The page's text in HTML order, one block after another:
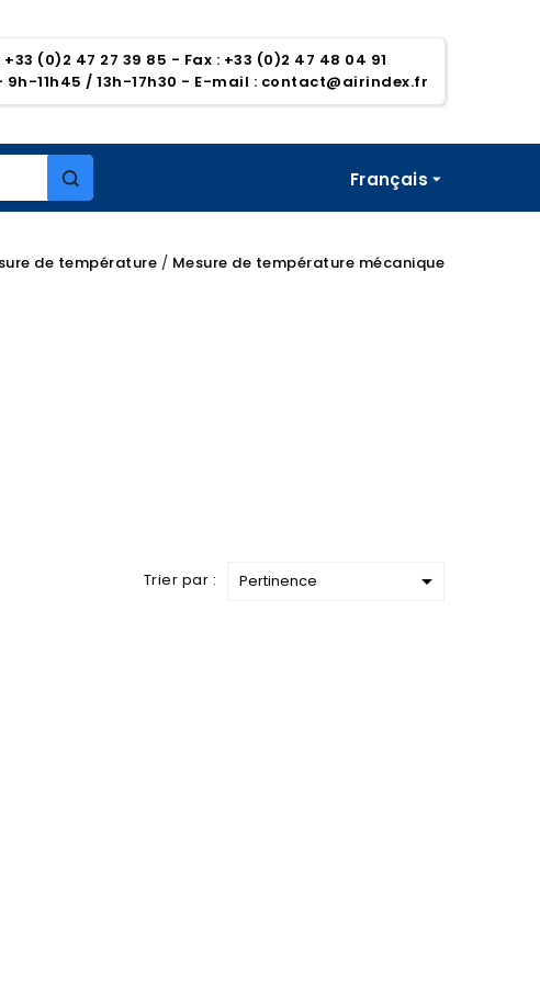
(0)2 47 27 39 85 - Fax : +33 (0)2 47 48 04 91
11h45 / 13h-17h30 - E-mail : contact@airindex.fr
Français 
de température Mesure de température mécanique
Trier par : Pertinence 